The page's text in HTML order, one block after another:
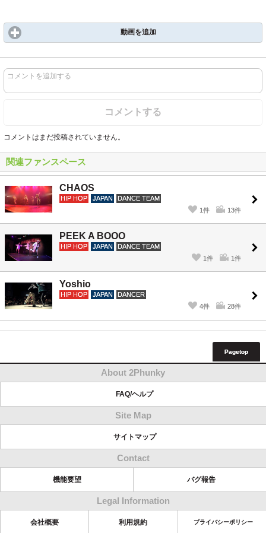
動画を追加
コメントを追加する
コメントする
コメントはまだ投稿されていません。
関連ファンスペース
CHAOS
HIP HOP JAPAN
DANCE TEAM
1件
13件
PEEK A BOOO
HIP HOP JAPAN
DANCE TEAM
1件
1件
Yoshio
HIP HOP JAPAN
DANCER
4件
28件
Pagetop
About 2Phunky
FAQ/ヘルプ
Site Map
サイトマップ
Contact
機能要望 バグ報告
Legal Information
会社概要 利用規約 プライバシーポリシー